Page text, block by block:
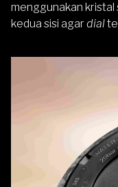
menggunakan
kedua sisi agar dial